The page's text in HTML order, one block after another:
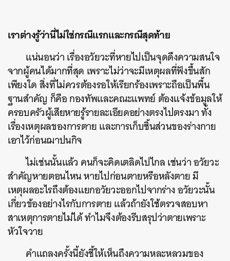
เราต่างรู้ว่านี่ไม่ใช่กรณีแรกและกรณีสุดท้าย
แน่นอนว่า เรื่องอวัยวะที่หายไปเป็นจุดดึงความสนใจ
จากผู้คนได้มากที่สุด เพราะไม่ว่าจะมีเหตุผลที่ฟังขึ้นสัก
เพียงใด สิ่งที่ไม่ควรต้องรอให้เรียกร้องเพราะถือเป็นพื้น
ฐานสำคัญ ก็คือ กองทัพและคณะแพทย์ ต้องแจ้งข้อมูลให้
ครอบครัวผู้เสียหายรู้รายละเอียดอย่างตรงไปตรงมา ทั้ง
เรื่องเหตุผลของการตาย และการเก็บชิ้นส่วนของร่างกาย
เอาไว้ก่อนฌาปนกิจ
ไม่เช่นนั้นแล้ว คนก็จะคิดเตลิดไปไกล เช่นว่า อวัยวะ
สำคัญหายตอนไหน หายไปก่อนตายหรือหลังตาย มี
เหตุผลอะไรถึงต้องแยกอวัยวะออกไปจากร่าง อวัยวะนั้น
เกี่ยวข้องอย่างไรกับการตาย แล้วถ้ายังใช้ตรวจสอบหา
สาเหตุการตายไม่ได้ ทำไมจึงต้องรีบสรุปว่าตายเพราะ
หัวใจวาย​
คำแถลงครั้งนี้ยังชี้ให้เห็นถึงความหละหลวมของ